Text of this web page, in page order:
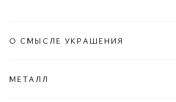
О СМЫСЛЕ УКРАШЕНИЯ
МЕТАЛЛ